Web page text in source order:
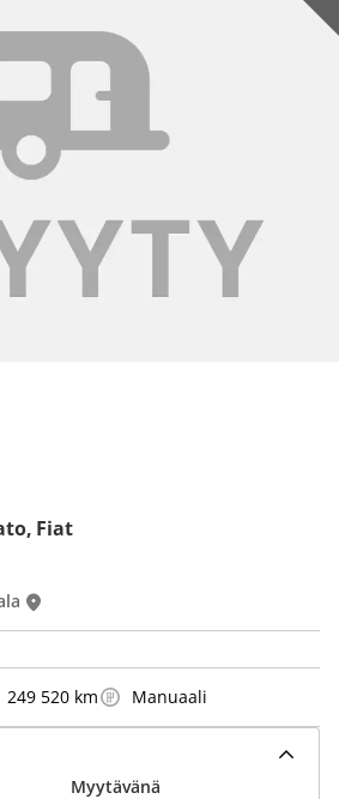
Fiat
249 520 km Manuaali
Myytävänä